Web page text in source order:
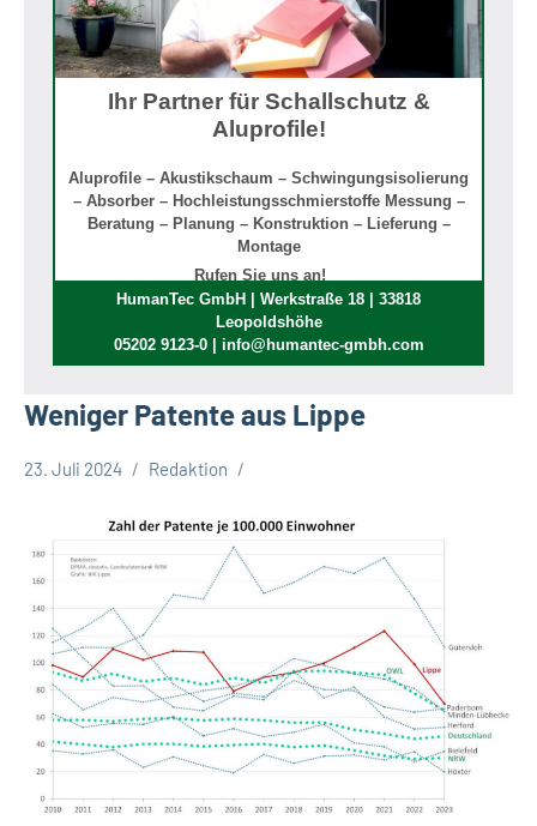
Ihr Partner für Schallschutz &
Aluprofile!
Aluprofile – Akustikschaum – Schwingungsisolierung
– Absorber – Hochleistungsschmierstoffe Messung –
Beratung – Planung – Konstruktion – Lieferung –
Montage
Rufen Sie uns an!
HumanTec GmbH | Werkstraße 18 | 33818
Leopoldshöhe
05202 9123-0 | info@humantec-gmbh.com
Weniger Patente aus Lippe
Lippische
Wirtschaft
23. Juli 2024 Redaktion